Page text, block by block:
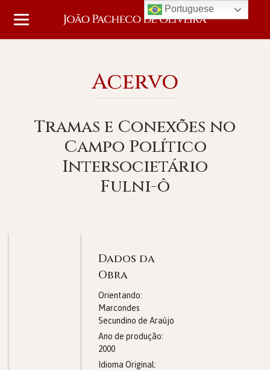
Acervo
Tramas e Conexões no
Campo Político
Intersocietário
Fulni-ô
Dados da
Obra
Orientando:
Marcondes
Secundino de Araújo
Ano de produção:
2000
Idioma Original:
Portuguese